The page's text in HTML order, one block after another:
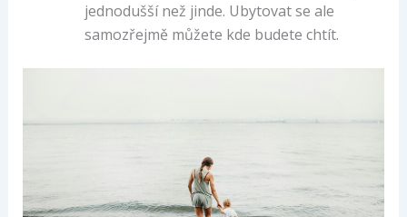
jednodušší než jinde. Ubytovat se ale
samozřejmě můžete kde budete chtít.